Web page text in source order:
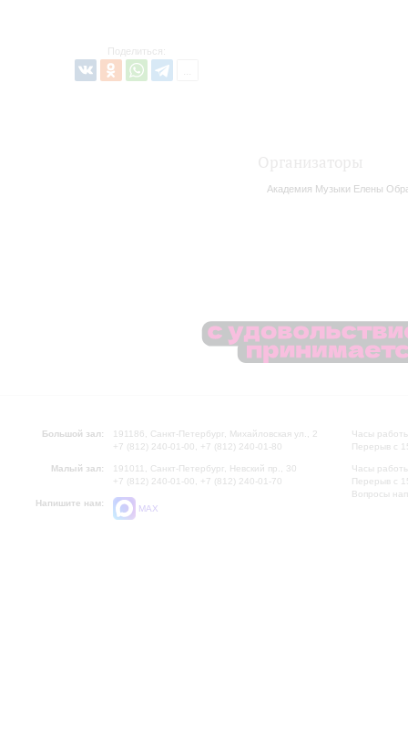
Поделиться:
Академия Музыки Елены
Большой зал:
191186, Санкт-Петербург, Михайловская ул., 2
+7 (812) 240-01-00, +7 (812) 240-01-80
Малый зал:
191011, Санкт-Петербург, Невский пр., 30
+7 (812) 240-01-00, +7 (812) 240-01-70
Напишите нам:
MAX
Часы
Перерыв с
Часы
Перерыв с
Вопросы